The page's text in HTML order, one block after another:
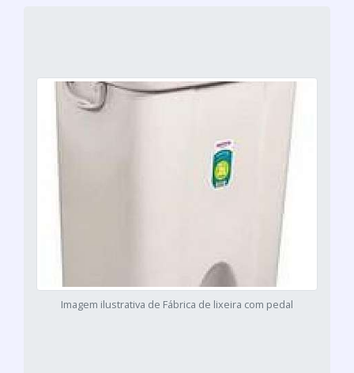
Imagem ilustrativa de Fábrica de lixeira com pedal